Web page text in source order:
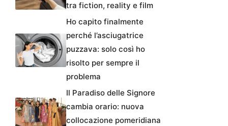
tra fiction, reality e film
Ho capito finalmente
perché l’asciugatrice
puzzava: solo così ho
risolto per sempre il
problema
Il Paradiso delle Signore
cambia orario: nuova
collocazione pomeridiana